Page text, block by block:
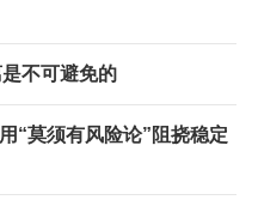
是不可避免的
“莫须有风险论”阻挠稳定